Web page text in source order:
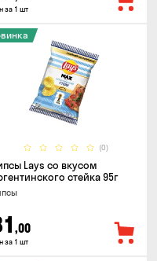
за 1 шт
(0)
Lays со вкусом
стейка 95г
,00
за 1 шт